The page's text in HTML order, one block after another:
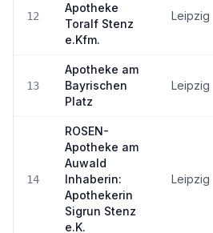
12
Apotheke
Toralf Stenz
e.Kfm.
Leipzig
13
Apotheke am
Bayrischen
Platz
Leipzig
14
ROSEN-
Apotheke am
Auwald
Inhaberin:
Apothekerin
Sigrun Stenz
e.K.
Leipzig